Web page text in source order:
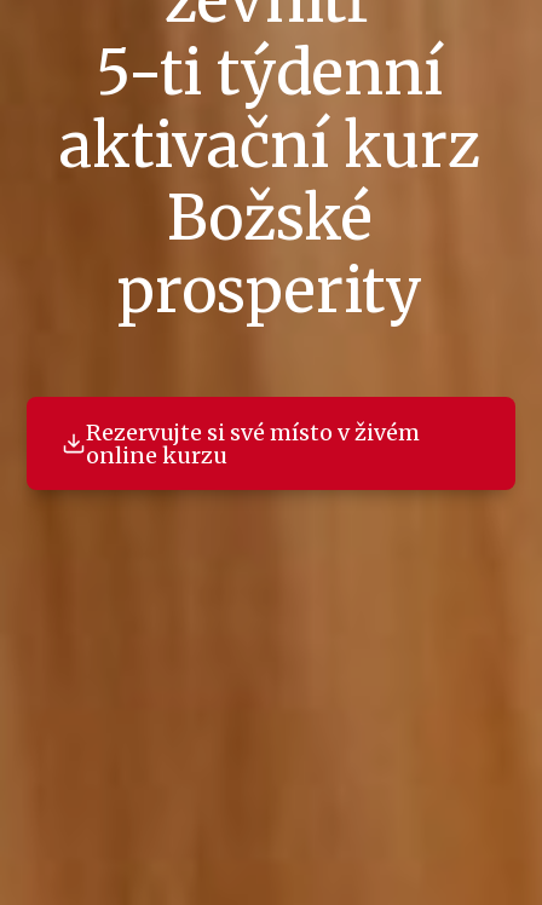
5-ti týdenní
aktivační kurz
Božské
prosperity
Rezervujte si své místo v živém
online kurzu